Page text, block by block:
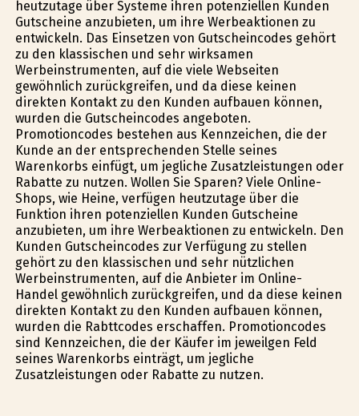
heutzutage über Systeme ihren potenziellen Kunden
Gutscheine anzubieten, um ihre Werbeaktionen zu
entwickeln. Das Einsetzen von Gutscheincodes gehört
zu den klassischen und sehr wirksamen
Werbeinstrumenten, auf die viele Webseiten
gewöhnlich zurückgreifen, und da diese keinen
direkten Kontakt zu den Kunden aufbauen können,
wurden die Gutscheincodes angeboten.
Promotioncodes bestehen aus Kennzeichen, die der
Kunde an der entsprechenden Stelle seines
Warenkorbs einfügt, um jegliche Zusatzleistungen oder
Rabatte zu nutzen. Wollen Sie Sparen? Viele Online-
Shops, wie Heine, verfügen heutzutage über die
Funktion ihren potenziellen Kunden Gutscheine
anzubieten, um ihre Werbeaktionen zu entwickeln. Den
Kunden Gutscheincodes zur Verfügung zu stellen
gehört zu den klassischen und sehr nützlichen
Werbeinstrumenten, auf die Anbieter im Online-
Handel gewöhnlich zurückgreifen, und da diese keinen
direkten Kontakt zu den Kunden aufbauen können,
wurden die Rabttcodes erschaffen. Promotioncodes
sind Kennzeichen, die der Käufer im jeweilgen Feld
seines Warenkorbs einträgt, um jegliche
Zusatzleistungen oder Rabatte zu nutzen.